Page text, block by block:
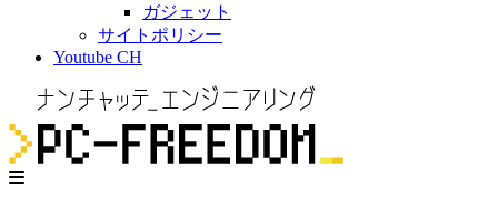
ガジェット
サイトポリシー
Youtube CH